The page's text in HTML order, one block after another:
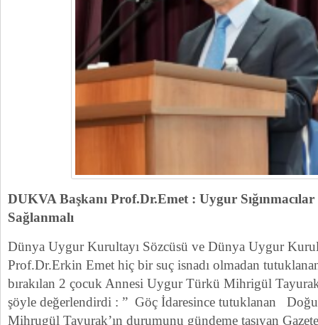
DUKVA Başkanı Prof.Dr.Emet : Uygur
Sağlanmalı
Dünya Uygur Kurultayı Sözcüsü ve Dünya Uygur
Prof.Dr.Erkin Emet hiç bir suç isnadı olmadan
bırakılan 2 çocuk Annesi Uygur Türkü Mihrigül
şöyle değerlendirdi : ” Göç İdaresince tutuklanan
Mihrugül Tayurak’ın durumunu gündeme taşıyan